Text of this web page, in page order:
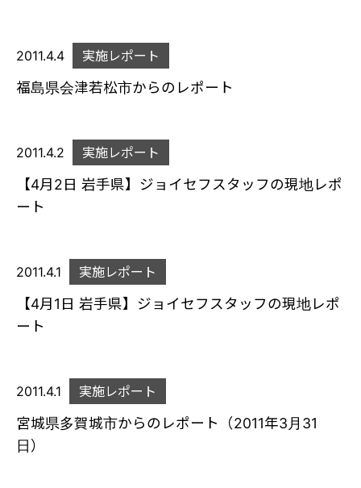
2011.4.4 実施レポート
福島県会津若松市からのレポート
2011.4.2 実施レポート
【4月2日 岩手県】ジョイセフスタッフの現地レポ
ート
2011.4.1 実施レポート
【4月1日 岩手県】ジョイセフスタッフの現地レポ
ート
2011.4.1 実施レポート
宮城県多賀城市からのレポート（2011年3月31
日）